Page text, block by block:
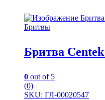
Бритвы
Бритва
0 out of 5
(0)
SKU: ГЛ-00020547